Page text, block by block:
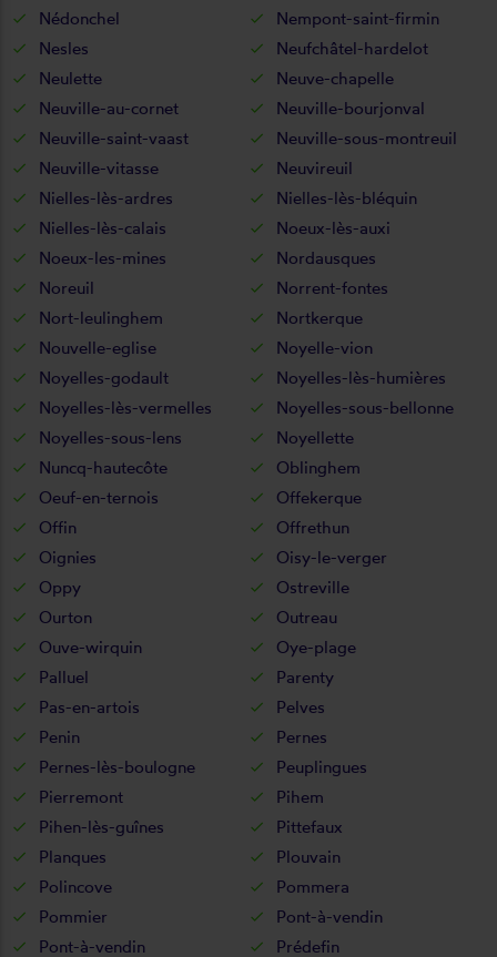
Nédonchel
Nempont-saint-firmin
Nesles
Neufchâtel-hardelot
Neulette
Neuve-chapelle
Neuville-au-cornet
Neuville-bourjonval
Neuville-saint-vaast
Neuville-sous-montreuil
Neuville-vitasse
Neuvireuil
Nielles-lès-ardres
Nielles-lès-bléquin
Nielles-lès-calais
Noeux-lès-auxi
Noeux-les-mines
Nordausques
Noreuil
Norrent-fontes
Nort-leulinghem
Nortkerque
Nouvelle-eglise
Noyelle-vion
Noyelles-godault
Noyelles-lès-humières
Noyelles-lès-vermelles
Noyelles-sous-bellonne
Noyelles-sous-lens
Noyellette
Nuncq-hautecôte
Oblinghem
Oeuf-en-ternois
Offekerque
Offin
Offrethun
Oignies
Oisy-le-verger
Oppy
Ostreville
Ourton
Outreau
Ouve-wirquin
Oye-plage
Palluel
Parenty
Pas-en-artois
Pelves
Penin
Pernes
Pernes-lès-boulogne
Peuplingues
Pierremont
Pihem
Pihen-lès-guînes
Pittefaux
Planques
Plouvain
Polincove
Pommera
Pommier
Pont-à-vendin
Pont-à-vendin
Prédefin